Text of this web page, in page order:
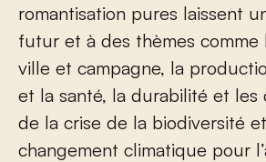
romantisation pures laissent
futur et à des thèmes comme
ville et campagne, la
et la santé, la durabilité et les
de la crise de la biodiversité
changement climatique pour